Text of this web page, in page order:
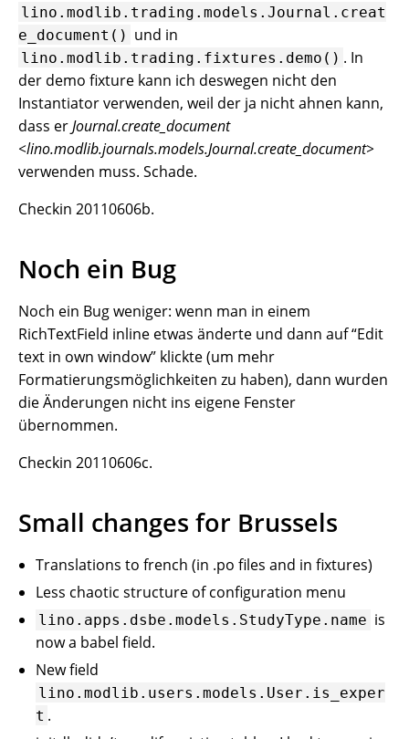
lino.modlib.trading.models.Journal.creat
e_document() und in
lino.modlib.trading.fixtures.demo() . In
der demo fixture kann ich deswegen nicht den
Instantiator verwenden, weil der ja nicht ahnen kann,
dass erJournal.create_document
<lino.modlib.journals.models.Journal.create_document>
verwenden muss. Schade.
Checkin 20110606b.
Noch ein Bug
Noch ein Bug weniger: wenn man in einem
RichTextField inline etwas änderte und dann auf “Edit
text in own window” klickte (um mehr
Formatierungsmöglichkeiten zu haben), dann wurden
die Änderungen nicht ins eigene Fenster
übernommen.
Checkin 20110606c.
Small changes for Brussels
Translations to french (in .po files and in fixtures)
Less chaotic structure of configuration menu
lino.apps.dsbe.models.StudyType.name is
now a babel field.
New field
lino.modlib.users.models.User.is_exper
t .